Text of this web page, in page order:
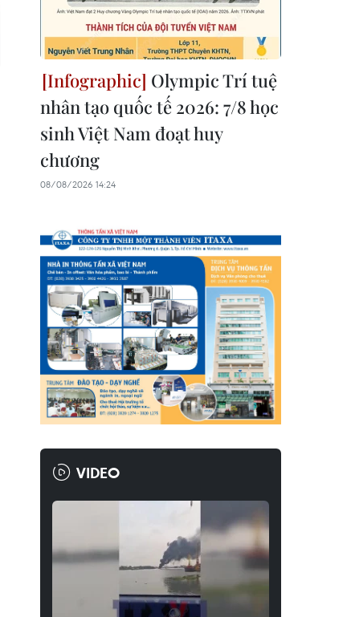
Olympic Trí tuệ
nhân tạo quốc tế 2026: 7/8 học
sinh Việt Nam đoạt huy
chương
08/08/2026 14:24
VIDEO